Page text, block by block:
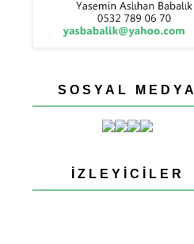
SOSYAL MEDYA
İZLEYICILER